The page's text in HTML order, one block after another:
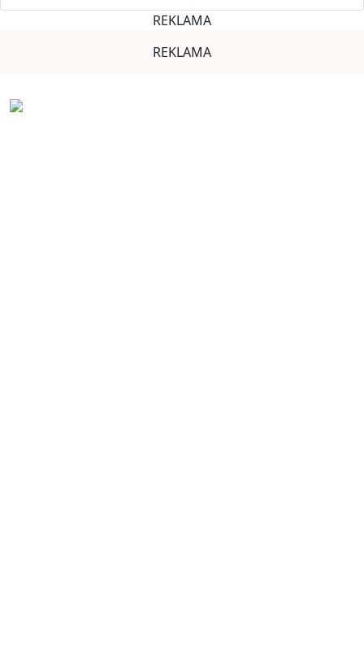
REKLAMA
REKLAMA